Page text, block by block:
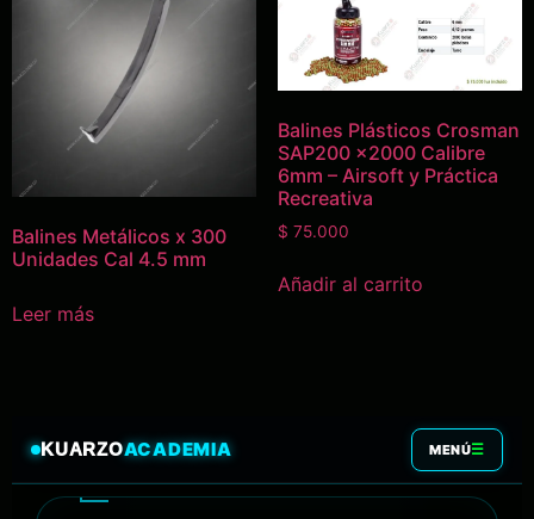
Balines Metálicos x 300
Unidades Cal 4.5 mm
Leer más
Balines Plásticos Crosman
SAP200 x2000 Calibre
6mm – Airsoft y Práctica
Recreativa
$ 75.000
Añadir al carrito
KUARZOACADEMIA MENÚ☰